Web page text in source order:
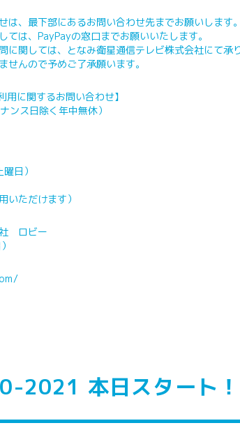
は、最下部にあるお問い合わせ先までお願いします
は、PayPayの窓口までお願いいたします。
に関しては、となみ衛星通信テレビ株式会社にて承
んので予めご了承願います。
に関するお問い合わせ】
ス日除く年中無休）
日）
ただけます）
ロビー
2021 本日スタート！